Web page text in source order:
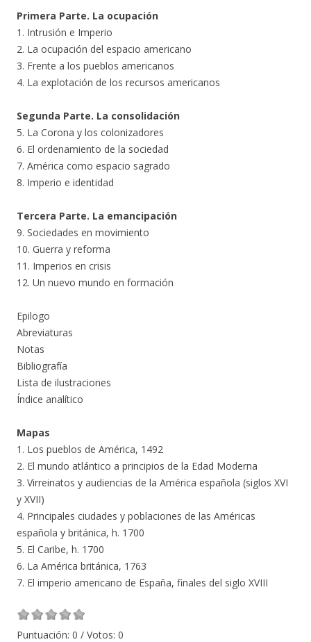
Primera Parte. La ocupación
1. Intrusión e Imperio
2. La ocupación del espacio americano
3. Frente a los pueblos americanos
4. La explotación de los recursos americanos
Segunda Parte. La consolidación
5. La Corona y los colonizadores
6. El ordenamiento de la sociedad
7. América como espacio sagrado
8. Imperio e identidad
Tercera Parte. La emancipación
9. Sociedades en movimiento
10. Guerra y reforma
11. Imperios en crisis
12. Un nuevo mundo en formación
Epilogo
Abreviaturas
Notas
Bibliografía
Lista de ilustraciones
Índice analítico
Mapas
1. Los pueblos de América, 1492
2. El mundo atlántico a principios de la Edad Moderna
3. Virreinatos y audiencias de la América española (siglos XVI
y XVII)
4. Principales ciudades y poblaciones de las Américas
española y británica, h. 1700
5. El Caribe, h. 1700
6. La América británica, 1763
7. El imperio americano de España, finales del siglo XVIII
Puntuación: 0 / Votos: 0